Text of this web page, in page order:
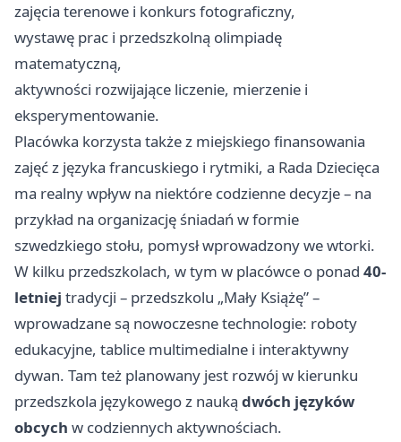
zajęcia terenowe i konkurs fotograficzny,
wystawę prac i przedszkolną olimpiadę
matematyczną,
aktywności rozwijające liczenie, mierzenie i
eksperymentowanie.
Placówka korzysta także z miejskiego finansowania
zajęć z języka francuskiego i rytmiki, a Rada Dziecięca
ma realny wpływ na niektóre codzienne decyzje – na
przykład na organizację śniadań w formie
szwedzkiego stołu, pomysł wprowadzony we wtorki.
W kilku przedszkolach, w tym w placówce o ponad 40-
letniej tradycji – przedszkolu „Mały Książę” –
wprowadzane są nowoczesne technologie: roboty
edukacyjne, tablice multimedialne i interaktywny
dywan. Tam też planowany jest rozwój w kierunku
przedszkola językowego z nauką dwóch języków
obcych w codziennych aktywnościach.